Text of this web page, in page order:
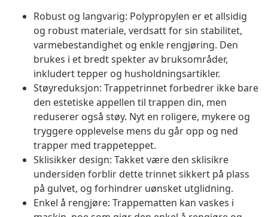
Robust og langvarig: Polypropylen er et allsidig
og robust materiale, verdsatt for sin stabilitet,
varmebestandighet og enkle rengjøring. Den
brukes i et bredt spekter av bruksområder,
inkludert tepper og husholdningsartikler.
Støyreduksjon: Trappetrinnet forbedrer ikke bare
den estetiske appellen til trappen din, men
reduserer også støy. Nyt en roligere, mykere og
tryggere opplevelse mens du går opp og ned
trapper med trappeteppet.
Sklisikker design: Takket være den sklisikre
undersiden forblir dette trinnet sikkert på plass
på gulvet, og forhindrer uønsket utglidning.
Enkel å rengjøre: Trappematten kan vaskes i